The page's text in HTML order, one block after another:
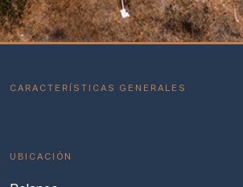
CARACTERÍSTICAS GENERALES
UBICACIÓN